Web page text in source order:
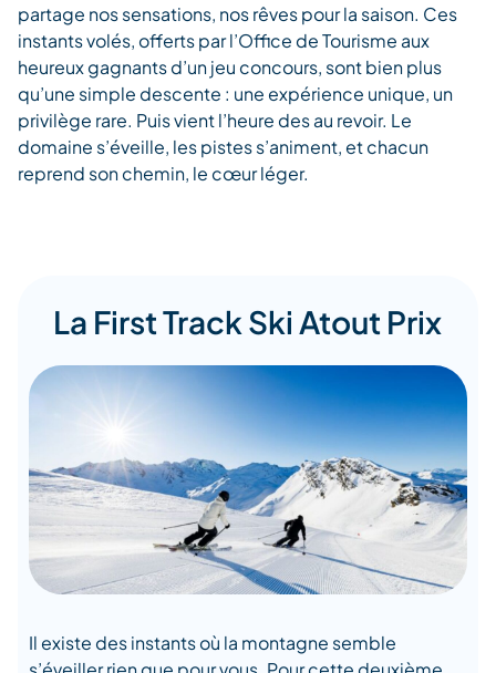
partage nos sensations, nos rêves pour la saison. Ces
instants volés, offerts par l’Office de Tourisme aux
heureux gagnants d’un jeu concours, sont bien plus
qu’une simple descente : une expérience unique, un
privilège rare. Puis vient l’heure des au revoir. Le
domaine s’éveille, les pistes s’animent, et chacun
reprend son chemin, le cœur léger.
La First Track Ski Atout Prix
Il existe des instants où la montagne semble